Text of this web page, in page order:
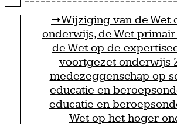
Wijziging van de Wet
onderwijs, de Wet
de Wet op de
voortgezet onderwijs
medezeggenschap op
educatie en
educatie en
Wet op het hoger